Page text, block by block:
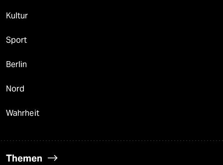
Kultur
Sport
Berlin
Nord
Wahrheit
Themen